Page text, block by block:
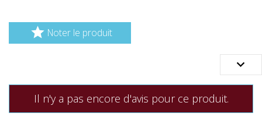
 Noter le produit

Il n'y a pas encore d'avis pour ce produit.